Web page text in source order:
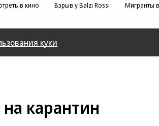
в кино Взрыв у Balzi Rossi Мигранты
куки
карантин